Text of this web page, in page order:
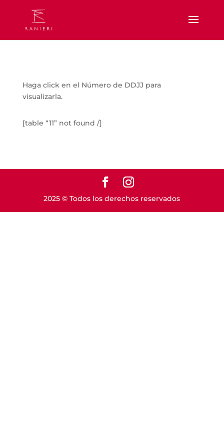
Haga click en el Número de DDJJ para
visualizarla.
[table “11” not found /]
2025 © Todos los derechos reservados